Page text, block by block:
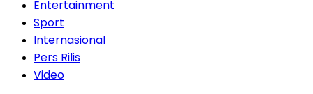
Entertainment
Sport
Internasional
Pers Rilis
Video